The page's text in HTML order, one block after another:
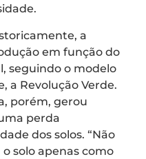
a
em função do
seguindo o modelo
a Revolução Verde.
porém, gerou
perda
dos solos. “Não
solo apenas como